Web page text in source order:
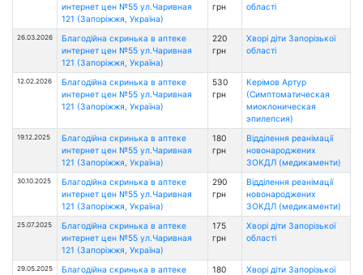
интернет цен №55 ул.Чаривная
121 (Запоріжжя, Україна)
грн
області
26.03.2026
Благодійна скринька в аптеке
интернет цен №55 ул.Чаривная
121 (Запоріжжя, Україна)
220
грн
Хворі діти Запорізької
області
12.02.2026
Благодійна скринька в аптеке
интернет цен №55 ул.Чаривная
121 (Запоріжжя, Україна)
530
грн
Керімов Артур
(Симптоматическая
миоклоническая
эпилепсия)
19.12.2025
Благодійна скринька в аптеке
интернет цен №55 ул.Чаривная
121 (Запоріжжя, Україна)
180
грн
Відділення реанімації
новонароджених
ЗОКДЛ (медикаменти)
30.10.2025
Благодійна скринька в аптеке
интернет цен №55 ул.Чаривная
121 (Запоріжжя, Україна)
290
грн
Відділення реанімації
новонароджених
ЗОКДЛ (медикаменти)
25.07.2025
Благодійна скринька в аптеке
интернет цен №55 ул.Чаривная
121 (Запоріжжя, Україна)
175
грн
Хворі діти Запорізької
області
29.05.2025
Благодійна скринька в аптеке
180
Хворі діти Запорізької